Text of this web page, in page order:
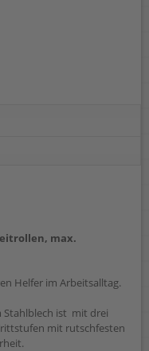
max.
Helfer im Arbeitsalltag.
Stahlblech ist mit drei
mit rutschfesten